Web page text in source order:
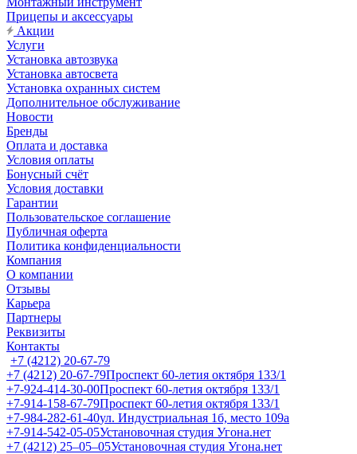
Прицепы и аксессуары
Акции
Услуги
Установка автозвука
Установка автосвета
Установка охранных систем
Дополнительное обслуживание
Новости
Бренды
Оплата и доставка
Условия оплаты
Бонусный счёт
Условия доставки
Гарантии
Пользовательское соглашение
Публичная оферта
Политика конфиденциальности
Компания
О компании
Отзывы
Карьера
Партнеры
Реквизиты
Контакты
+7 (4212) 20-67-79
+7 (4212) 20-67-79Проспект 60-летия октября 133/1
+7-924-414-30-00Проспект 60-летия октября 133/1
+7-914-158-67-79Проспект 60-летия октября 133/1
+7-984-282-61-40ул. Индустриальная 1б, место 109а
+7-914-542-05-05Установочная студия Угона.нет
+7 (4212) 25‒05‒05Установочная студия Угона.нет